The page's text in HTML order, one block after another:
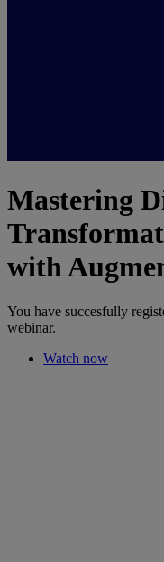
Mastering
with
You have succesfully
webinar.
Watch now